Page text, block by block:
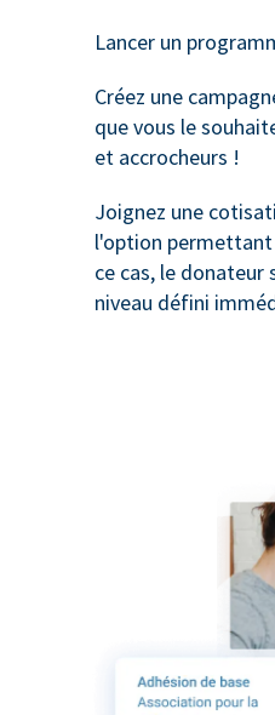
Lancer un
Créez une
que vous le
et accrocheurs !
Joignez une
l'option permettant
ce cas, le donateur
niveau défini